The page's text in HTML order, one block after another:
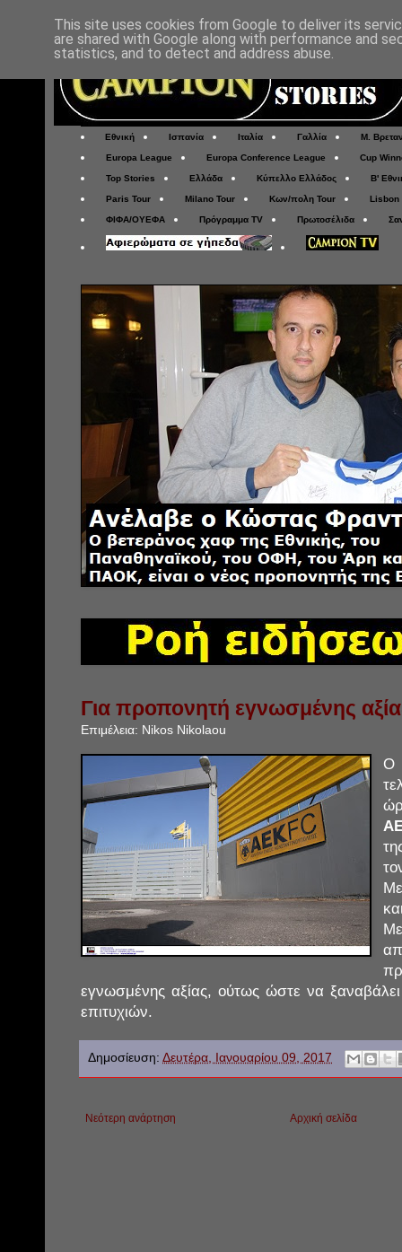
Εθνική Ισπανία Ιταλία Γαλλία Μ.
Europa League Europa Conference League Cup
Top Stories Ελλάδα Κύπελλο Ελλάδος Β'
Paris Tour Milano Tour Κων/πολη Tour Lisbon
ΦΙΦΑ/ΟΥΕΦΑ Πρόγραμμα TV Πρωτοσέλιδα
Για προπονητή εγνωσμένης
Επιμέλεια: Nikos Nikolaou
Ο
εγνωσμένης αξίας, ούτως ώστε να
επιτυχιών.
Δημοσίευση: Δευτέρα, Ιανουαρίου 09, 2017
Νεότερη ανάρτηση Αρχική σελίδα
This site uses cookies from Google to deliver its
are shared with Google along with performance and
statistics, and to detect and address abuse.